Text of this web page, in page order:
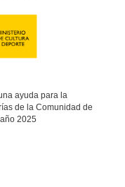
ayuda para la
de la Comunidad de
2025